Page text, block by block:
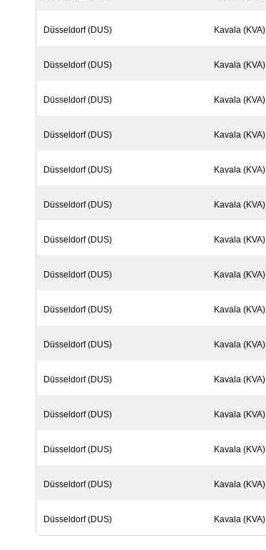
Düsseldorf (DUS) Kavala (KVA)
Düsseldorf (DUS) Kavala (KVA)
Düsseldorf (DUS) Kavala (KVA)
Düsseldorf (DUS) Kavala (KVA)
Düsseldorf (DUS) Kavala (KVA)
Düsseldorf (DUS) Kavala (KVA)
Düsseldorf (DUS) Kavala (KVA)
Düsseldorf (DUS) Kavala (KVA)
Düsseldorf (DUS) Kavala (KVA)
Düsseldorf (DUS) Kavala (KVA)
Düsseldorf (DUS) Kavala (KVA)
Düsseldorf (DUS) Kavala (KVA)
Düsseldorf (DUS) Kavala (KVA)
Düsseldorf (DUS) Kavala (KVA)
Düsseldorf (DUS) Kavala (KVA)